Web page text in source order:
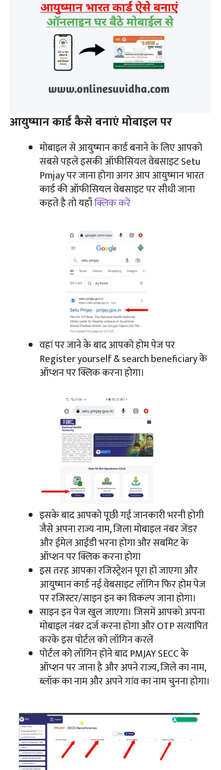
आयुष्मान कार्ड कैसे बनाएं मोबाइल पर
मोबाइल से आयुष्मान कार्ड बनाने के लिए आपको
सबसे पहले इसकी ऑफीसियल वेबसाइट Setu
Pmjay पर जाना होगा अगर आप आयुष्मान भारत
कार्ड की ऑफीसियल वेबसाइट पर सीधी जाना
कहते है तो यहाँक्लिक करें
वहां पर जाने के बाद आपको होम पेज पर
Register yourself & search beneficiary के
ऑप्शन पर क्लिक करना होगा।
इसके बाद आपको पूछी गई जानकारी भरनी होगी
जैसे अपना राज्य नाम, जिला मोबाइल नंबर जेंडर
और ईमेल आईडी भरना होगा और सबमिट के
ऑप्शन पर क्लिक करना होगा
इस तरह आपका रजिस्ट्रेशन पूरा हो जाएगा और
आयुष्मान कार्ड नई वेबसाइट लॉगिन फिर होम पेज
पर रजिस्टर/साइन इन का विकल्प जाना होगा।
साइन इन पेज खुल जाएगा। जिसमें आपको अपना
मोबाइल नंबर दर्ज करना होगा और OTP सत्यापित
करके इस पोर्टल को लॉगिन करलें
पोर्टल को लॉगिन होने बाद PMJAY SECC के
ऑप्शन पर जाना है और अपने राज्य, जिले का नाम,
ब्लॉक का नाम और अपने गांव का नाम चुनना होगा।